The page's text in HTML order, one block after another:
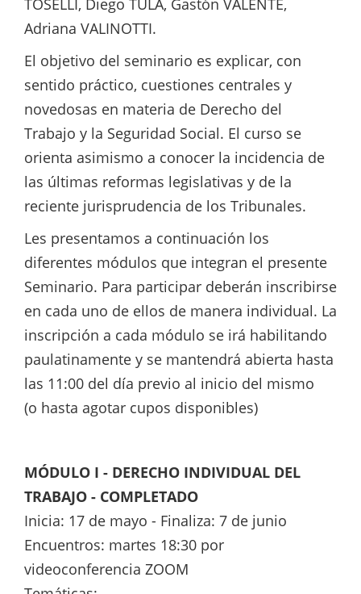
TOSELLI, Diego TULA, Gastón VALENTE,
Adriana VALINOTTI.
El objetivo del seminario es explicar, con
sentido práctico, cuestiones centrales y
novedosas en materia de Derecho del
Trabajo y la Seguridad Social. El curso se
orienta asimismo a conocer la incidencia de
las últimas reformas legislativas y de la
reciente jurisprudencia de los Tribunales.
Les presentamos a continuación los
diferentes módulos que integran el presente
Seminario. Para participar deberán inscribirse
en cada uno de ellos de manera individual. La
inscripción a cada módulo se irá habilitando
paulatinamente y se mantendrá abierta hasta
las 11:00 del día previo al inicio del mismo
(o hasta agotar cupos disponibles)
MÓDULO I - DERECHO INDIVIDUAL DEL
TRABAJO - COMPLETADO
Inicia: 17 de mayo - Finaliza: 7 de junio
Encuentros: martes 18:30 por
videoconferencia ZOOM